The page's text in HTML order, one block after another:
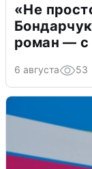
«Не
роман — с
6 августа 53